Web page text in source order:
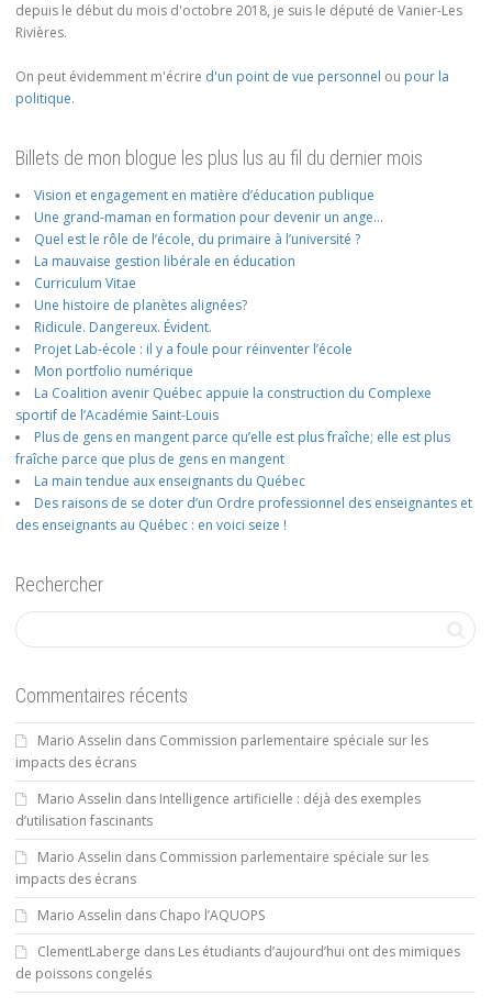
depuis le début du mois d'octobre 2018, je suis le député de Vanier-Les
Rivières.
On peut évidemment m'écrire d'un point de vue personnel ou pour la
politique.
Billets de mon blogue les plus lus au fil du dernier mois
Vision et engagement en matière d’éducation publique
Une grand-maman en formation pour devenir un ange…
Quel est le rôle de l’école, du primaire à l’université ?
La mauvaise gestion libérale en éducation
Curriculum Vitae
Une histoire de planètes alignées?
Ridicule. Dangereux. Évident.
Projet Lab-école : il y a foule pour réinventer l’école
Mon portfolio numérique
La Coalition avenir Québec appuie la construction du Complexe
sportif de l’Académie Saint-Louis
Plus de gens en mangent parce qu’elle est plus fraîche; elle est plus
fraîche parce que plus de gens en mangent
La main tendue aux enseignants du Québec
Des raisons de se doter d’un Ordre professionnel des enseignantes et
des enseignants au Québec : en voici seize !
Rechercher
Commentaires récents
Mario Asselin dans Commission parlementaire spéciale sur les
impacts des écrans
Mario Asselin dans Intelligence artificielle : déjà des exemples
d’utilisation fascinants
Mario Asselin dans Commission parlementaire spéciale sur les
impacts des écrans
Mario Asselin dans Chapo l’AQUOPS
ClementLaberge dans Les étudiants d’aujourd’hui ont des mimiques
de poissons congelés